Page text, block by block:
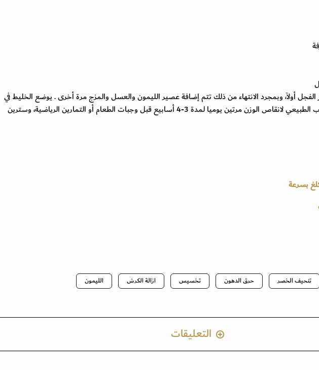
الفجل أولاً، وبمجرد الانتهاء من ذلك تتم إضافة عصير الليمون والعسل والمزج مرة أخرى . يوضع الخليط في
الثلاجة ويستخدم هذا الشراب الطبيعي لانقاص الوزن مرتين يوميا لمدة 3-4 أسابيع قبل وجبات الطعام أو التمارين الرياضية، وسترين
تنحيف الخصر حرق الدهون تخسيس ازالة الكرش الليمون
التعليقات